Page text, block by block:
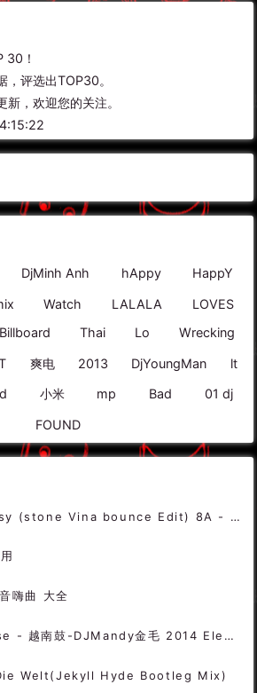
30！
，评选出TOP30。
，欢迎您的关注。
DjMinh Anh hAppy HappY
Watch LALALA
LOVES
Billboard Thai Lo Wrecking
爽电 2013 DjYoungMan lt
小米 mp Bad 01 dj
FOUND
137 - Lick my pussy (stone Vina bounce Edit) 8A - 精选电音、Bounce
嗨曲 大全
Coldplay - Paradise - 越南鼓-DJMandy金毛 2014 Electro
Welt(Jekyll Hyde Bootleg Mix)